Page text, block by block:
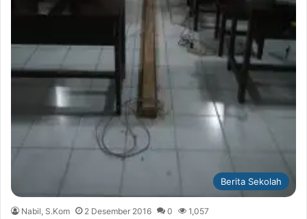
Berita Sekolah
Nabil, S.Kom 2 Desember 2016 0 1,057